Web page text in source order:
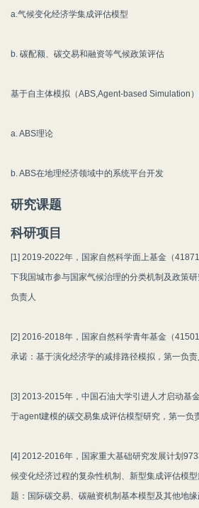
a.气候变化经济学集成评估模型
b. 碳配额、碳交易和融资等气候政策评估
基于自主体模拟（ABS,Agent-based Simulation
a. ABS理论
b. ABS在地理经济领域中的系统平台开发
研究课题
科研项目
[1] 2019-2022年，国家自然科学面上基金（
下我国城市参与国家气候治理的分类机制及政策
负责人
[2] 2016-2018年，国家自然科学青年基金（
承诺：基于演化经济学的减排路径模拟，第一负责
[3] 2013-2015年，中国石油大学引进人才启动基
于agent建模的碳交易集成评估模型研究，第一负
[4] 2012-2016年，国家重大基础研究发展计划
候变化经济过程的复杂性机制、新型集成评估模
题：国际碳交易、碳融资机制基本模型及其他地